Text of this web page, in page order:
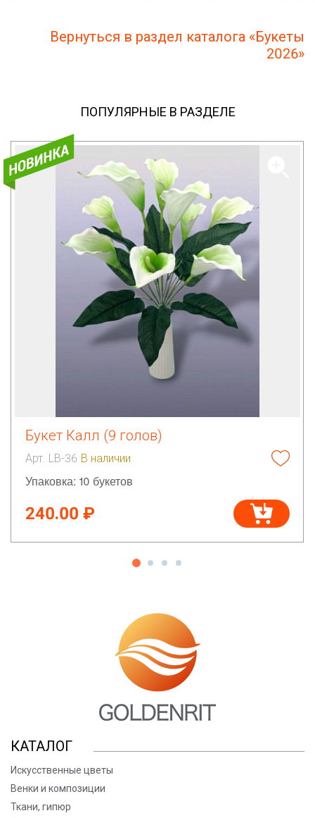
Вернуться в раздел каталога «Букеты
2026»
ПОПУЛЯРНЫЕ В РАЗДЕЛЕ
Букет Калл (9 голов)
Арт. LB-36 В наличии
Упаковка: 10 букетов
240.00 ₽
КАТАЛОГ
Искусственные цветы
Венки и композиции
Ткани, гипюр